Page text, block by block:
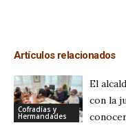
Artículos relacionados
Cofradías y
Hermandades
El
con la